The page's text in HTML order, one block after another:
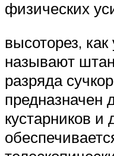
физических
высоторез,
называют
разряда
предназначен
кустарников